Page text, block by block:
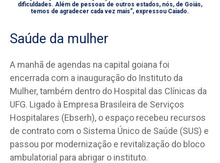
dificuldades. Além de pessoas de outros estados, nós, de Goiás,
temos de agradecer cada vez mais”, expressou Caiado.
Saúde da mulher
A manhã de agendas na capital goiana foi
encerrada com a inauguração do Instituto da
Mulher, também dentro do Hospital das Clínicas da
UFG. Ligado à Empresa Brasileira de Serviços
Hospitalares (Ebserh), o espaço recebeu recursos
de contrato com o Sistema Único de Saúde (SUS) e
passou por modernização e revitalização do bloco
ambulatorial para abrigar o instituto.